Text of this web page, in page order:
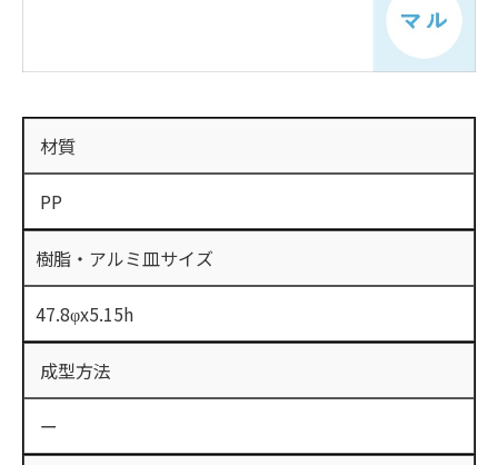
材質
PP
樹脂・アルミ皿サイズ
47.8φx5.15h
成型方法
ー